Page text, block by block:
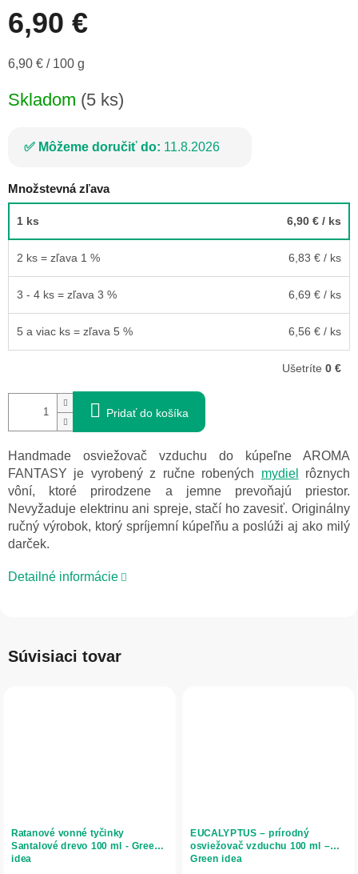
6,90 €
Jednotková
6,90 € / 100 g
Skladom (5 ks)
Môžeme doručiť do: 11.8.2026
Množstevná zľava
1 ks 6,90 € / ks
2 ks = zľava 1 % 6,83 € / ks
3 - 4 ks = zľava 3 % 6,69 € / ks
5 a viac ks = zľava 5 % 6,56 € / ks
Ušetríte 0 €
Pridať do košíka
Handmade osviežovač vzduchu do kúpeľne AROMA
FANTASY je vyrobený z ručne robených mydiel
rôznych
vôní, ktoré prirodzene a jemne prevoňajú priestor.
Nevyžaduje elektrinu ani spreje, stačí ho zavesiť. Originálny
ručný výrobok, ktorý spríjemní kúpeľňu a poslúži aj ako milý
darček.
Detailné informácie
Súvisiaci tovar
Ratanové vonné tyčinky
Santalové drevo 100 ml - Green
idea
EUCALYPTUS – prírodný
osviežovač vzduchu 100 ml –
Green idea